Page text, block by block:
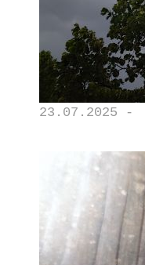
23.07.2025 -